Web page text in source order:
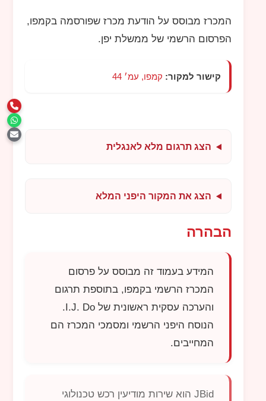
המכרז מבוסס על הודעת מכרז שפורסמה בקמפו,
הפרסום הרשמי של ממשלת יפן.
קישור למקור: קמפו, עמ׳ 44
הצג תרגום מלא לאנגלית
הצג את המקור היפני המלא
הבהרה
המידע בעמוד זה מבוסס על פרסום
המכרז הרשמי בקמפו, בתוספת תרגום
והערכה עסקית ראשונית שלI.J. Do
.
הנוסח היפני הרשמי ומסמכי המכרז הם
המחייבים.
JBid הוא שירות מודיעין רכש טכנולוגי